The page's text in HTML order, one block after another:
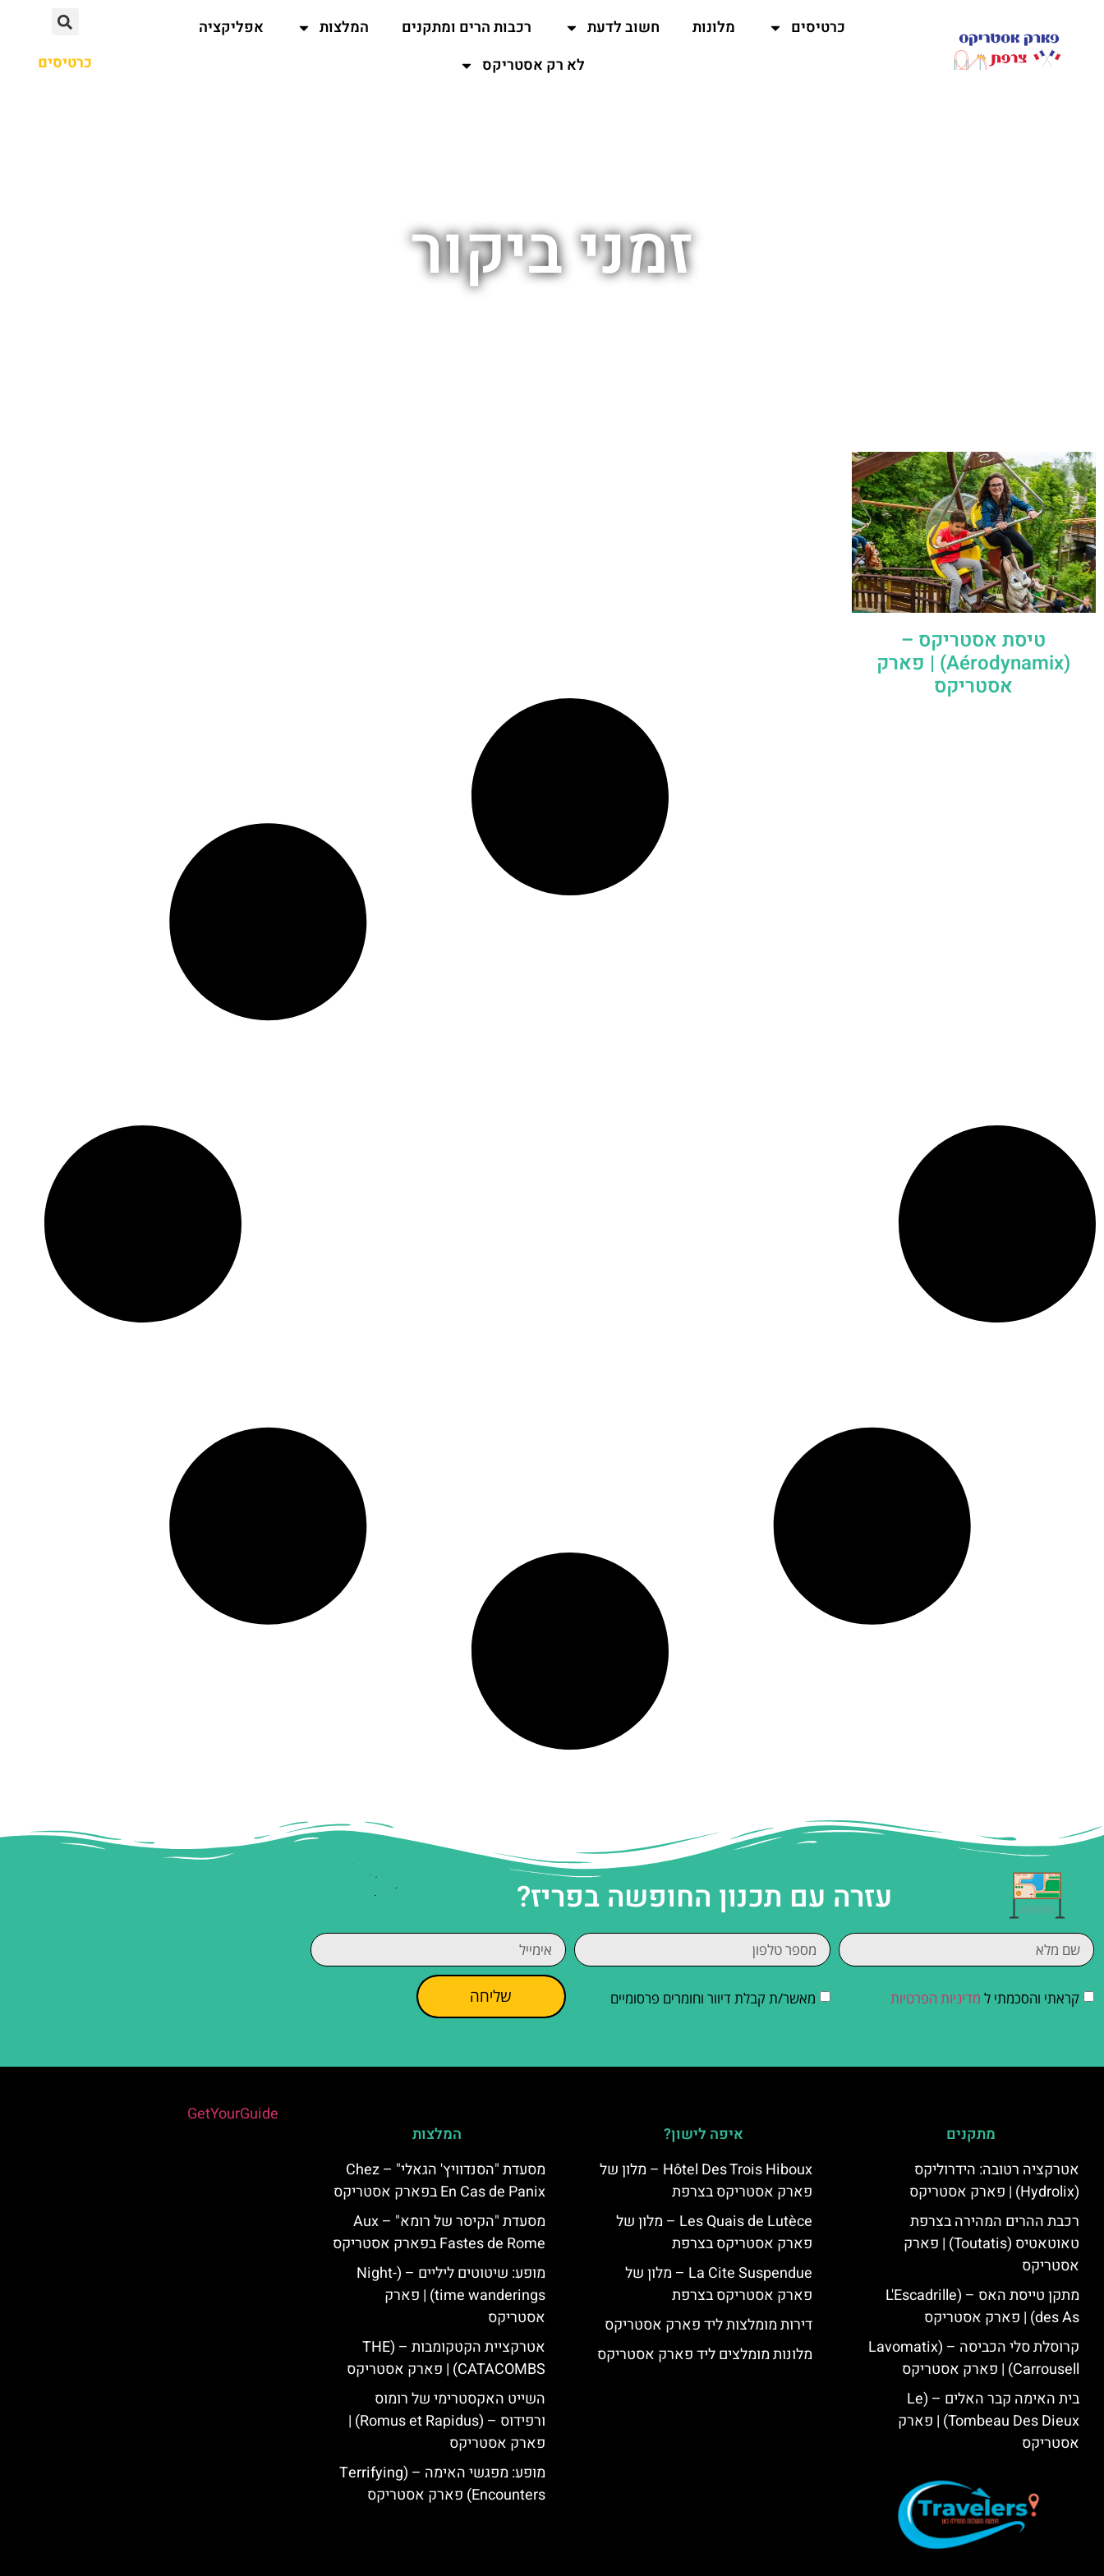
כרטיסים מלונות חשוב לדעת רכבות הרים ומתקנים המלצות
אפליקציה
לא רק אסטריקס
כרטיסים
זמני ביקור
טיסת אסטריקס –
(Aérodynamix) | פארק
אסטריקס
עזרה עם תכנון החופשה בפריז?
קראתי והסכמתי ל מדיניות הפרטיות מאשר/ת קבלת דיוור וחומרים פרסומיים שליחה
מתקנים
אטרקציה רטובה: הידרוליקס
(Hydrolix) | פארק אסטריקס
רכבת ההרים המהירה בצרפת
טאוטאטיס (Toutatis) | פארק
אסטריקס
מתקן טייסת האס – (L'Escadrille
des As) | פארק אסטריקס
קרוסלת סלי הכביסה – (Lavomatix
Carrousell) | פארק אסטריקס
בית האימה קבר האלים – (Le
Tombeau Des Dieux) | פארק
אסטריקס
איפה לישון?
Hôtel Des Trois Hiboux – מלון של
פארק אסטריקס בצרפת
Les Quais de Lutèce – מלון של
פארק אסטריקס בצרפת
La Cite Suspendue – מלון של
פארק אסטריקס בצרפת
דירות מומלצות ליד פארק אסטריקס
מלונות מומלצים ליד פארק אסטריקס
המלצות
מסעדת "הסנדוויץ' הגאלי" – Chez
En Cas de Panix בפארק אסטריקס
מסעדת "הקיסר של רומא" – Aux
Fastes de Rome בפארק אסטריקס
מופע: שיטוטים ליליים – (Night-
time wanderings) | פארק
אסטריקס
אטרקציית הקטקומבות – (THE
CATACOMBS) | פארק אסטריקס
השייט האקסטרימי של רומוס
ורפידוס – (Romus et Rapidus) |
פארק אסטריקס
מופע: מפגשי האימה – (Terrifying
Encounters) פארק אסטריקס
GetYourGuide